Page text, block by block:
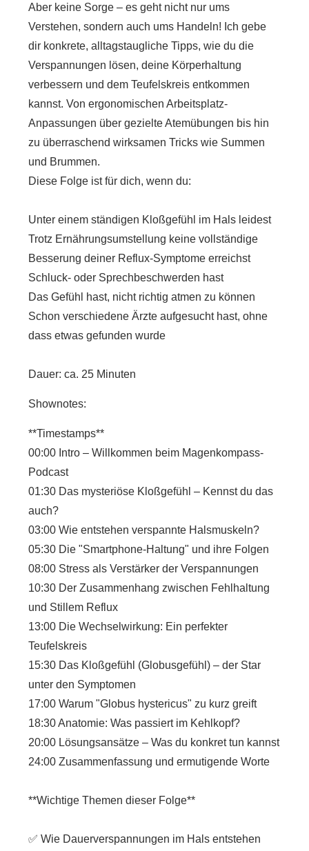
Aber keine Sorge – es geht nicht nur ums
Verstehen, sondern auch ums Handeln! Ich gebe
dir konkrete, alltagstaugliche Tipps, wie du die
Verspannungen lösen, deine Körperhaltung
verbessern und dem Teufelskreis entkommen
kannst. Von ergonomischen Arbeitsplatz-
Anpassungen über gezielte Atemübungen bis hin
zu überraschend wirksamen Tricks wie Summen
und Brummen.
Diese Folge ist für dich, wenn du:
Unter einem ständigen Kloßgefühl im Hals leidest
Trotz Ernährungsumstellung keine vollständige
Besserung deiner Reflux-Symptome erreichst
Schluck- oder Sprechbeschwerden hast
Das Gefühl hast, nicht richtig atmen zu können
Schon verschiedene Ärzte aufgesucht hast, ohne
dass etwas gefunden wurde
Dauer: ca. 25 Minuten
Shownotes:
**Timestamps**
00:00 Intro – Willkommen beim Magenkompass-
Podcast
01:30 Das mysteriöse Kloßgefühl – Kennst du das
auch?
03:00 Wie entstehen verspannte Halsmuskeln?
05:30 Die "Smartphone-Haltung" und ihre Folgen
08:00 Stress als Verstärker der Verspannungen
10:30 Der Zusammenhang zwischen Fehlhaltung
und Stillem Reflux
13:00 Die Wechselwirkung: Ein perfekter
Teufelskreis
15:30 Das Kloßgefühl (Globusgefühl) – der Star
unter den Symptomen
17:00 Warum "Globus hystericus" zu kurz greift
18:30 Anatomie: Was passiert im Kehlkopf?
20:00 Lösungsansätze – Was du konkret tun kannst
24:00 Zusammenfassung und ermutigende Worte
**Wichtige Themen dieser Folge**
✅ Wie Dauerverspannungen im Hals entstehen